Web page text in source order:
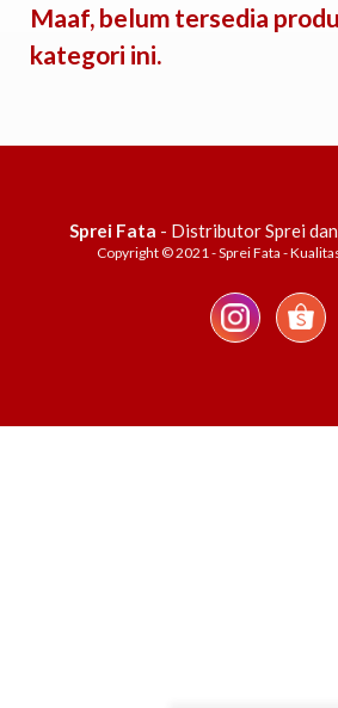
Maaf, belum tersedia
kategori ini.
Sprei Fata - Distributor Sprei
Copyright © 2021 - Sprei Fata -